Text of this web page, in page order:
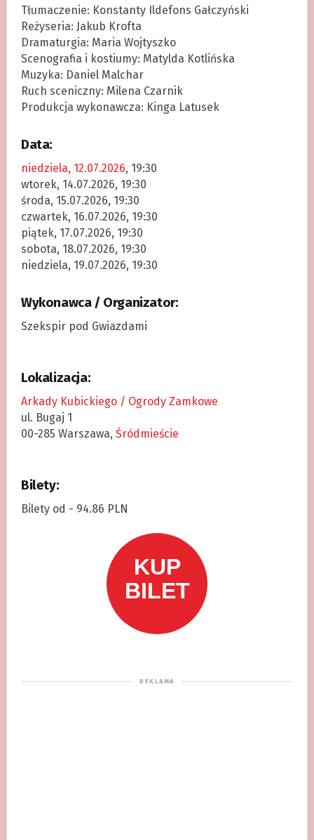
Tłumaczenie: Konstanty Ildefons Gałczyński
Reżyseria: Jakub Krofta
Dramaturgia: Maria Wojtyszko
Scenografia i kostiumy: Matylda Kotlińska
Muzyka: Daniel Malchar
Ruch sceniczny: Milena Czarnik
Produkcja wykonawcza: Kinga Latusek
Data:
niedziela, 12.07.2026, 19:30
wtorek, 14.07.2026, 19:30
środa, 15.07.2026, 19:30
czwartek, 16.07.2026, 19:30
piątek, 17.07.2026, 19:30
sobota, 18.07.2026, 19:30
niedziela, 19.07.2026, 19:30
Wykonawca / Organizator:
Szekspir pod Gwiazdami
Lokalizacja:
Arkady Kubickiego / Ogrody Zamkowe
ul. Bugaj 1
00-285 Warszawa, Śródmieście
Bilety:
Bilety od - 94.86 PLN